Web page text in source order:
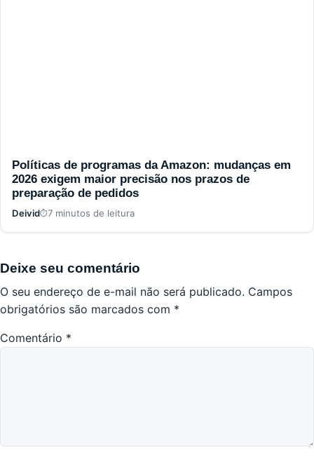
Políticas de programas da Amazon: mudanças em
2026 exigem maior precisão nos prazos de
preparação de pedidos
Deivid 7 minutos de leitura
Deixe seu comentário
O seu endereço de e-mail não será publicado. Campos
obrigatórios são marcados com *
Comentário *